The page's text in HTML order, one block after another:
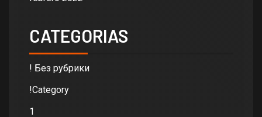
CATEGORIAS
! Без рубрики
!Category
1